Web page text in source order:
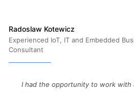
Radoslaw Kotewicz
Experienced IoT, IT and Embedded
Consultant
I had the opportunity to work with